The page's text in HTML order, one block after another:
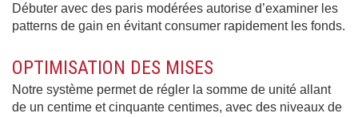
Débuter avec des paris modérées autorise d’examiner les
patterns de gain en évitant consumer rapidement les fonds.
OPTIMISATION DES MISES
Notre système permet de régler la somme de unité allant
de un centime et cinquante centimes, avec des niveaux de